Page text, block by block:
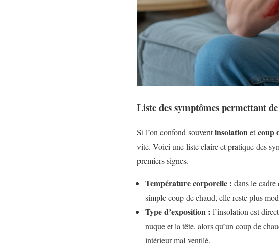
Liste des symptômes permettant
Si l’on confond souventinsolationetcoup
vite. Voici une liste claire et pratique des
premiers signes.
Température corporelle : dans le cadre
simple coup de chaud, elle reste plus
Type d’exposition : l’insolation est
nuque et la tête, alors qu’un coup de
intérieur mal ventilé.